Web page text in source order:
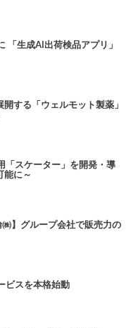
「生成AI出荷検品アプリ」
する「ウェルモット製薬」
「スケーター」を開発・導
能に～
】グループ会社で販売力の
ビスを本格始動